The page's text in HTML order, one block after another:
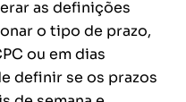
as definições
o tipo de prazo,
ou em dias
definir se os prazos